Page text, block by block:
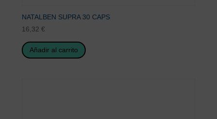
NATALBEN SUPRA 30 CAPS
16,32 €
Añadir al carrito